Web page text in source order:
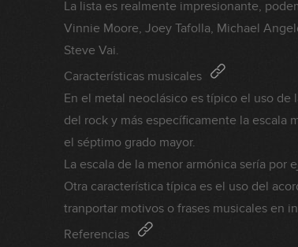
La lista es realmente impresionante,
Vinnie Moore, Joey Tafolla, Michael
Steve Vai.
Características musicales
En el metal neoclásico es típico el uso de
del rock y más específicamente la escala
el séptimo grado mayor.
La escala de la menor armónica sería por
Otra característica típica es el uso del
tranportar motivos o frases musicales en
Referencias